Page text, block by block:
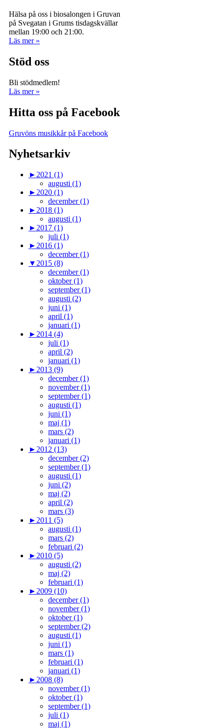
Hälsa på oss i biosalongen i Gruvan
på Svegatan i Grums tisdagskvällar
mellan 19:00 och 21:00.
Läs mer »
Stöd oss
Bli stödmedlem!
Läs mer »
Hitta oss på Facebook
Gruvöns musikkår på Facebook
Nyhetsarkiv
► 2021 (1)
augusti (1)
► 2020 (1)
december (1)
► 2018 (1)
augusti (1)
► 2017 (1)
juli (1)
► 2016 (1)
december (1)
▼ 2015 (8)
december (1)
oktober (1)
september (1)
augusti (2)
juni (1)
april (1)
januari (1)
► 2014 (4)
juli (1)
april (2)
januari (1)
► 2013 (9)
december (1)
november (1)
september (1)
augusti (1)
juni (1)
maj (1)
mars (2)
januari (1)
► 2012 (13)
december (2)
september (1)
augusti (1)
juni (2)
maj (2)
april (2)
mars (3)
► 2011 (5)
augusti (1)
mars (2)
februari (2)
► 2010 (5)
augusti (2)
maj (2)
februari (1)
► 2009 (10)
december (1)
november (1)
oktober (1)
september (2)
augusti (1)
juni (1)
mars (1)
februari (1)
januari (1)
► 2008 (8)
november (1)
oktober (1)
september (1)
juli (1)
maj (1)